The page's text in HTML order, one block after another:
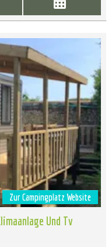
Zur Campingplatz Website
Und Tv